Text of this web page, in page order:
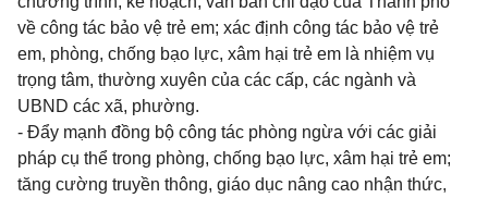
về công tác bảo vệ trẻ em; xác định công tác bảo vệ trẻ
em, phòng, chống bạo lực, xâm hại trẻ em là nhiệm vụ
trọng tâm, thường xuyên của các cấp, các ngành và
UBND các xã, phường.
- Đẩy mạnh đồng bộ công tác phòng ngừa với các giải
pháp cụ thể trong phòng, chống bạo lực, xâm hại trẻ em;
tăng cường truyền thông, giáo dục nâng cao nhận thức,